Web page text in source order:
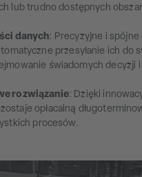
lub trudno dostępnych
danych: Precyzyjne i
przesyłanie ich do
świadomych decyzji
rozwiązanie: Dzięki
opłacalną
procesów.